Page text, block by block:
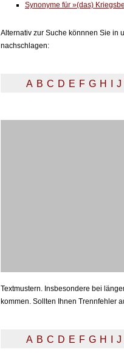
Synonyme für »(das)
Alternativ zur Suche könnnen Sie in
nachschlagen:
A B C D E F G H J
Textmustern. Insbesondere bei
kommen. Sollten Ihnen Trennfehler
A B C D E F G H J